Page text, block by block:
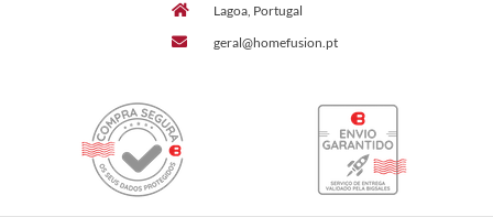
Lagoa, Portugal
geral@homefusion.pt